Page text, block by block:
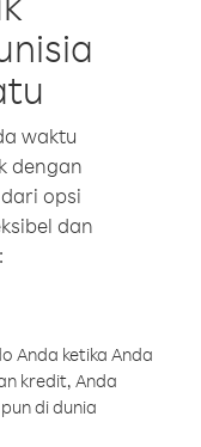
waktu
dengan
opsi
dan
Anda ketika Anda
kredit, Anda
di dunia